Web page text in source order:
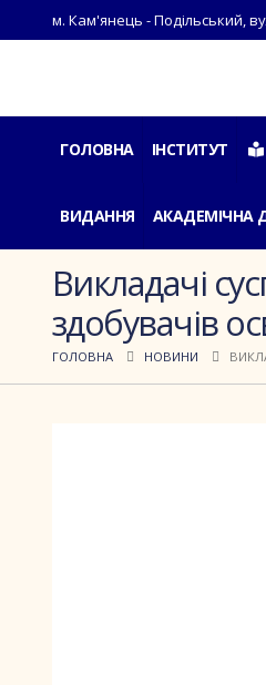
м. Кам'янець - Подільський,
ГОЛОВНА ІНСТИТУТ
ВИДАННЯ АКАДЕМІЧНА
Викладачі
здобувачів
ГОЛОВНА НОВИНИ